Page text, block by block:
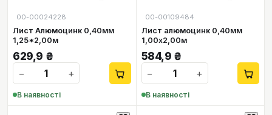
00-00024228
Лист Алюмоцинк 0,40мм
1,25*2,00м
629,9 ₴
−
+
В наявності
00-00109484
Лист алюмоцинк 0,40мм
1,00х2,00м
584,9 ₴
−
+
В наявності